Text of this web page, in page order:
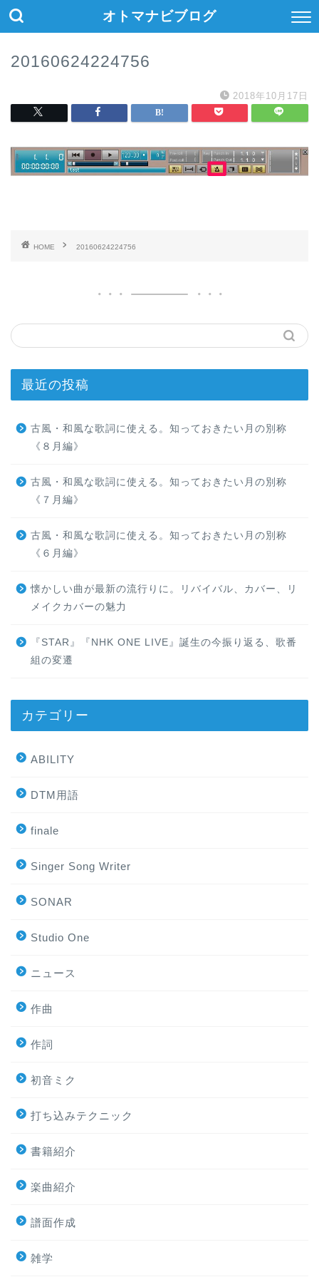
オトマナビブログ
20160624224756
2018年10月17日
HOME 20160624224756
最近の投稿
古風・和風な歌詞に使える。知っておきたい月の別称
《８月編》
古風・和風な歌詞に使える。知っておきたい月の別称
《７月編》
古風・和風な歌詞に使える。知っておきたい月の別称
《６月編》
懐かしい曲が最新の流行りに。リバイバル、カバー、リ
メイクカバーの魅力
『STAR』『NHK ONE LIVE』誕生の今振り返る、歌番
組の変遷
カテゴリー
ABILITY
DTM用語
finale
Singer Song Writer
SONAR
Studio One
ニュース
作曲
作詞
初音ミク
打ち込みテクニック
書籍紹介
楽曲紹介
譜面作成
雑学